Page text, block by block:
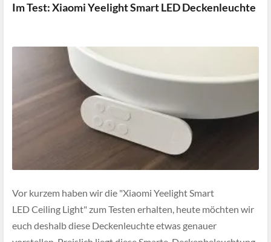
Im Test: Xiaomi Yeelight Smart LED Deckenleuchte
Vor kurzem haben wir die "Xiaomi Yeelight Smart
LED Ceiling Light" zum Testen erhalten, heute möchten wir
euch deshalb diese Deckenleuchte etwas genauer